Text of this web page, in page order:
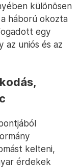
különösen
a háború okozta
egy
az uniós és az
kelteni,
érdekek